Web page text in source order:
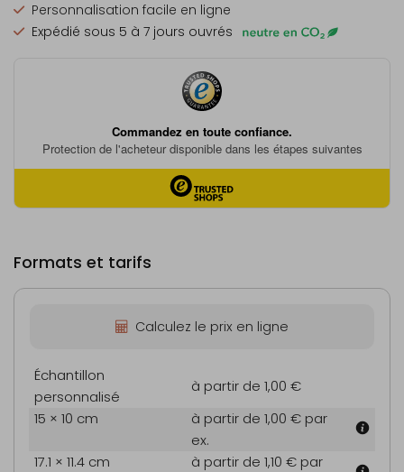
Personnalisation facile en ligne
Expédié sous 5 à 7 jours ouvrés
Formats et tarifs
Calculez le prix en ligne
Échantillon
personnalisé
à partir de 1,00 €
15 × 10 cm
à partir de 1,00 € par
ex.
17.1 × 11.4 cm
à partir de 1,10 € par